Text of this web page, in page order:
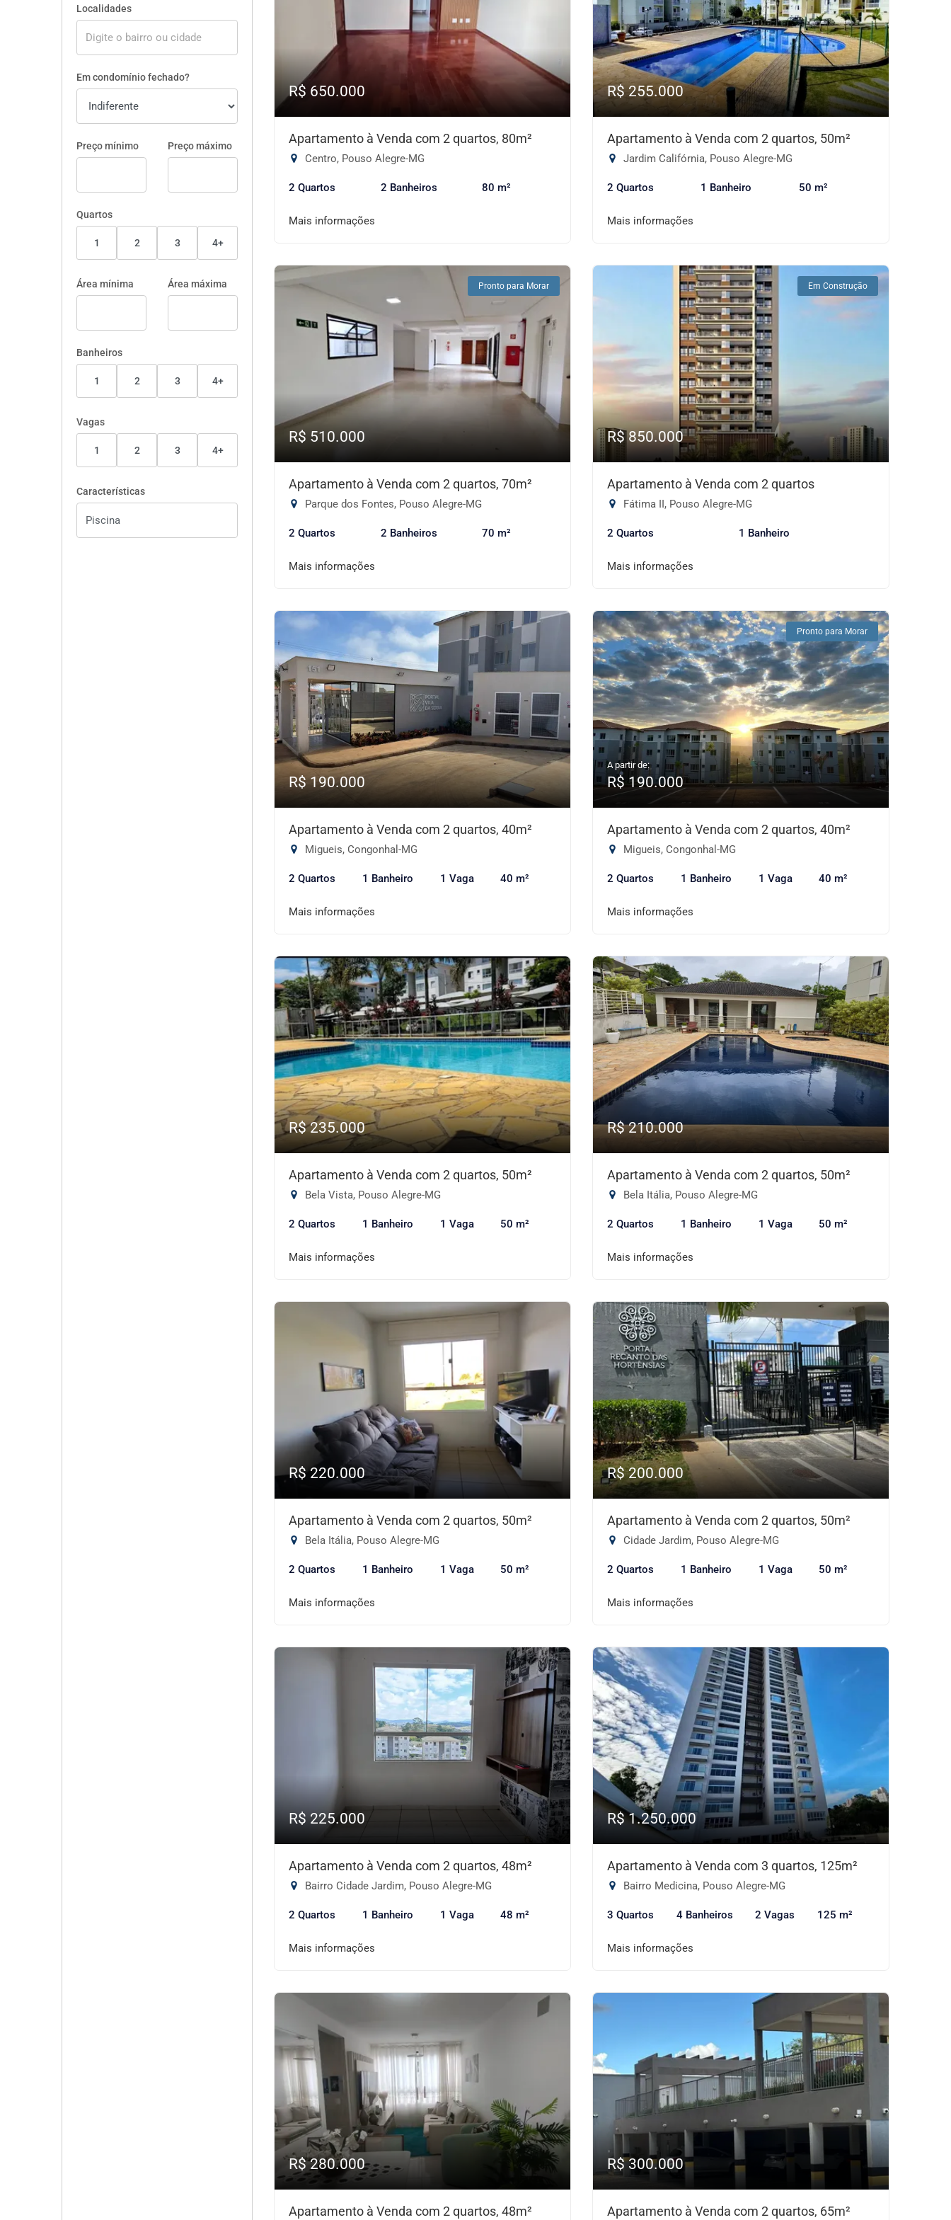
Localidades
Em condomínio fechado?
Preço mínimo Preço máximo
Quartos
1 2 3 4+
Área mínima Área máxima
Banheiros
1 2 3 4+
Vagas
1 2 3 4+
Características
R$ 650.000
Apartamento à Venda com 2 quartos, 80m²
Centro, Pouso Alegre-MG
2 Quartos 2 Banheiros 80 m²
Mais informações
R$ 255.000
Apartamento à Venda com 2 quartos, 50m²
Jardim Califórnia, Pouso Alegre-MG
2 Quartos 1 Banheiro 50 m²
Mais informações
Pronto para Morar
R$ 510.000
Apartamento à Venda com 2 quartos, 70m²
Parque dos Fontes, Pouso Alegre-MG
2 Quartos 2 Banheiros 70 m²
Mais informações
Em Construção
R$ 850.000
Apartamento à Venda com 2 quartos
Fátima II, Pouso Alegre-MG
2 Quartos 1 Banheiro
Mais informações
R$ 190.000
Apartamento à Venda com 2 quartos, 40m²
Migueis, Congonhal-MG
2 Quartos 1 Banheiro 1 Vaga 40 m²
Mais informações
Pronto para Morar
A partir de:
R$ 190.000
Apartamento à Venda com 2 quartos, 40m²
Migueis, Congonhal-MG
2 Quartos 1 Banheiro 1 Vaga 40 m²
Mais informações
R$ 235.000
Apartamento à Venda com 2 quartos, 50m²
Bela Vista, Pouso Alegre-MG
2 Quartos 1 Banheiro 1 Vaga 50 m²
Mais informações
R$ 210.000
Apartamento à Venda com 2 quartos, 50m²
Bela Itália, Pouso Alegre-MG
2 Quartos 1 Banheiro 1 Vaga 50 m²
Mais informações
R$ 220.000
Apartamento à Venda com 2 quartos, 50m²
Bela Itália, Pouso Alegre-MG
2 Quartos 1 Banheiro 1 Vaga 50 m²
Mais informações
R$ 200.000
Apartamento à Venda com 2 quartos, 50m²
Cidade Jardim, Pouso Alegre-MG
2 Quartos 1 Banheiro 1 Vaga 50 m²
Mais informações
R$ 225.000
Apartamento à Venda com 2 quartos, 48m²
Bairro Cidade Jardim, Pouso Alegre-MG
2 Quartos 1 Banheiro 1 Vaga 48 m²
Mais informações
R$ 1.250.000
Apartamento à Venda com 3 quartos, 125m²
Bairro Medicina, Pouso Alegre-MG
3 Quartos 4 Banheiros 2 Vagas 125 m²
Mais informações
R$ 280.000
Apartamento à Venda com 2 quartos, 48m²
R$ 300.000
Apartamento à Venda com 2 quartos, 65m²